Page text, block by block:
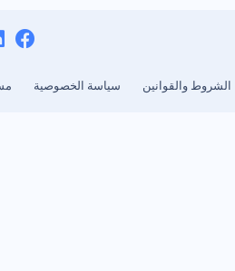
الشروط والقوانين سياسة الخصوصية